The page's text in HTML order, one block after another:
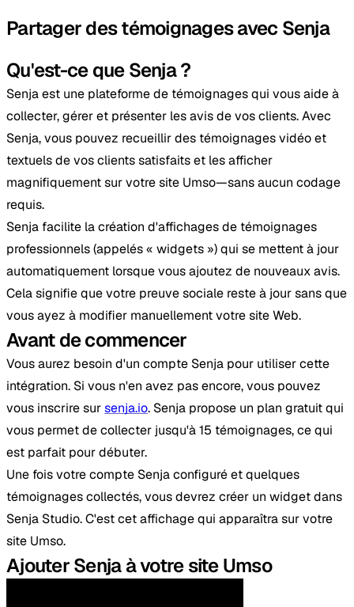
Partager des témoignages avec Senja
Qu'est-ce que Senja ?
Senja est une plateforme de témoignages qui vous aide à
collecter, gérer et présenter les avis de vos clients. Avec
Senja, vous pouvez recueillir des témoignages vidéo et
textuels de vos clients satisfaits et les afficher
magnifiquement sur votre site Umso—sans aucun codage
requis.
Senja facilite la création d'affichages de témoignages
professionnels (appelés « widgets ») qui se mettent à jour
automatiquement lorsque vous ajoutez de nouveaux avis.
Cela signifie que votre preuve sociale reste à jour sans que
vous ayez à modifier manuellement votre site Web.
Avant de commencer
Vous aurez besoin d'un compte Senja pour utiliser cette
intégration. Si vous n'en avez pas encore, vous pouvez
vous inscrire sursenja.io. Senja propose un plan gratuit qui
vous permet de collecter jusqu'à 15 témoignages, ce qui
est parfait pour débuter.
Une fois votre compte Senja configuré et quelques
témoignages collectés, vous devrez créer un widget dans
Senja Studio. C'est cet affichage qui apparaîtra sur votre
site Umso.
Ajouter Senja à votre site Umso